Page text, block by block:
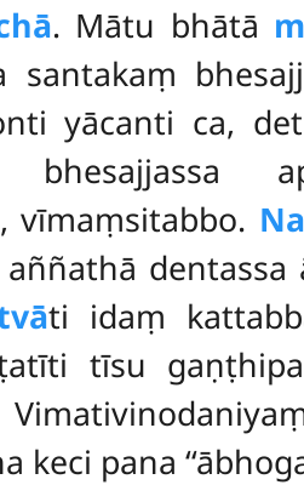
. Mātu bhātā
santakaṃ
yācanti ca,
vīmaṃsitabbo.
aññathā
ti idaṃ
tīsu
pana